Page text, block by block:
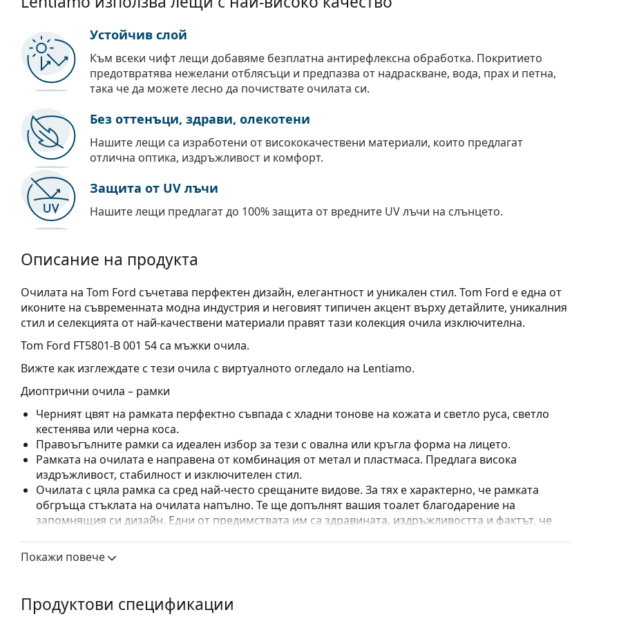
Устойчив слой
Към всеки чифт лещи добавяме безплатна антирефлексна обработка. Покритието
предотвратява нежелани отблясъци и предпазва от надраскване, вода, прах и петна,
така че да можете лесно да почиствате очилата си.
Без оттенъци, здрави, олекотени
Нашите лещи са изработени от висококачествени материали, които предлагат
отлична оптика, издръжливост и комфорт.
Защита от UV лъчи
Нашите лещи предлагат до 100% защита от вредните UV лъчи на слънцето.
Описание на продукта
Очилата на Tom Ford съчетава перфектен дизайн, елегантност и уникален стил. Tom Ford е една от
иконите на съвременната модна индустрия и неговият типичен акцент върху детайлите, уникалния
стил и селекцията от най-качествени материали правят тази колекция очила изключителна.
Tom Ford FT5801-B 001 54са мъжки очила.
Вижте как изглеждате с тези очила с виртуалното огледало на Lentiamo.
Диоптрични очила – рамки
Черният цвят на рамката перфектно съвпада с хладни тонове на кожата и светло руса, светло
кестенява или черна коса.
Правоъгълните рамки са идеален избор за тези с овална или кръгла форма на лицето.
Рамката на очилата е направена от комбинация от метал и пластмаса. Предлага висока
издръжливост, стабилност и изключителен стил.
Очилата с цяла рамка са сред най-често срещаните видове. За тях е характерно, че рамката
обгръща стъклата на очилата напълно. Те ще допълнят вашия тоалет благодарение на
запомнящия си дизайн. Едни от предимствата им са здравината, издръжливостта и фактът, че
Регулируемите подложки за нос позволяват леко преместване на позицията и комфортното
ще осигурят по-голям комфорт при носене. Регулирането на подложките за нос винаги трябва да
се извършва от опитен оптик, за да се предотврати повреда или счупване, причинени от
Покажи повече
Продуктови спецификации